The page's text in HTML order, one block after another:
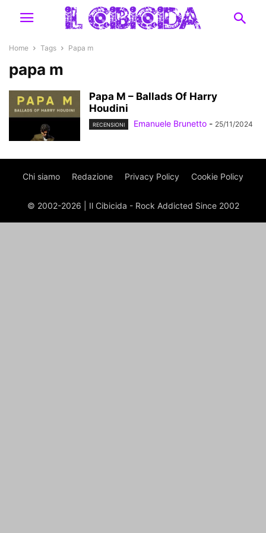
Home Tags Papa m
papa m
Papa M – Ballads Of Harry
Houdini
RECENSIONI Emanuele Brunetto - 25/11/2024
Chi siamo Redazione Privacy Policy Cookie Policy
© 2002-2026 | Il Cibicida - Rock Addicted Since 2002